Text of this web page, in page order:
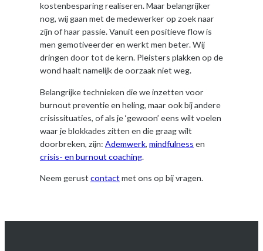
kostenbesparing realiseren. Maar belangrijker
nog, wij gaan met de medewerker op zoek naar
zijn of haar passie. Vanuit een positieve flow is
men gemotiveerder en werkt men beter. Wij
dringen door tot de kern. Pleisters plakken op de
wond haalt namelijk de oorzaak niet weg.
Belangrijke technieken die we inzetten voor
burnout preventie en heling, maar ook bij andere
crisissituaties, of als je ‘gewoon’ eens wilt voelen
waar je blokkades zitten en die graag wilt
doorbreken, zijn: Ademwerk, mindfulness en
crisis- en burnout coaching.
Neem gerustcontactmet ons op bij vragen.